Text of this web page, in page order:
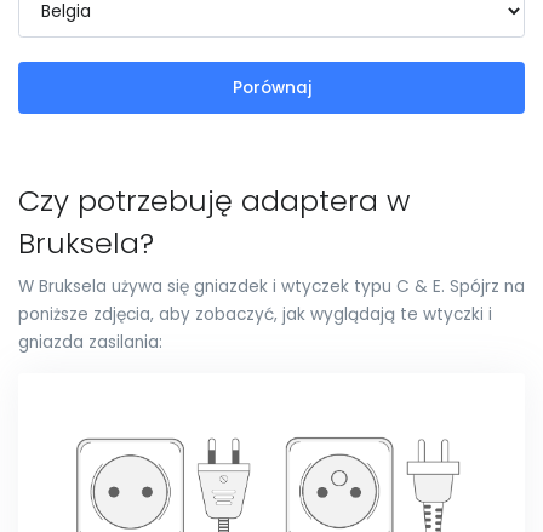
Porównaj
Czy potrzebuję adaptera w
Bruksela?
W Bruksela używa się gniazdek i wtyczek typu C & E. Spójrz na
poniższe zdjęcia, aby zobaczyć, jak wyglądają te wtyczki i
gniazda zasilania: